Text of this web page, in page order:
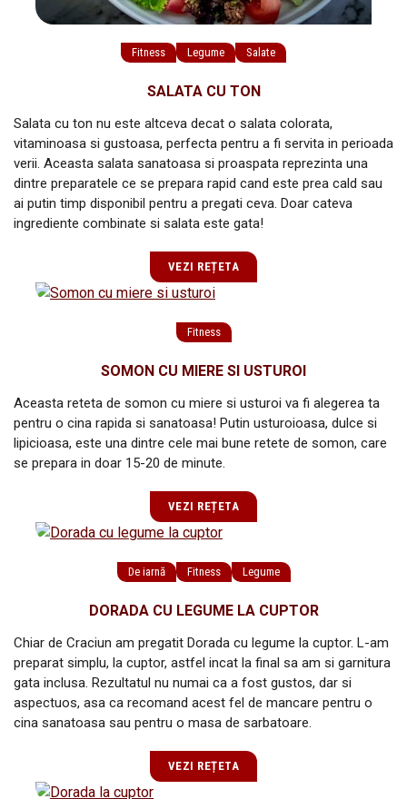
Fitness Legume Salate
SALATA CU TON
Salata cu ton nu este altceva decat o salata colorata,
vitaminoasa si gustoasa, perfecta pentru a fi servita in perioada
verii. Aceasta salata sanatoasa si proaspata reprezinta una
dintre preparatele ce se prepara rapid cand este prea cald sau
ai putin timp disponibil pentru a pregati ceva. Doar cateva
ingrediente combinate si salata este gata!
VEZI REȚETA
Fitness
SOMON CU MIERE SI USTUROI
Aceasta reteta de somon cu miere si usturoi va fi alegerea ta
pentru o cina rapida si sanatoasa! Putin usturoioasa, dulce si
lipicioasa, este una dintre cele mai bune retete de somon, care
se prepara in doar 15-20 de minute.
VEZI REȚETA
De iarnă Fitness Legume
DORADA CU LEGUME LA CUPTOR
Chiar de Craciun am pregatit Dorada cu legume la cuptor. L-am
preparat simplu, la cuptor, astfel incat la final sa am si garnitura
gata inclusa. Rezultatul nu numai ca a fost gustos, dar si
aspectuos, asa ca recomand acest fel de mancare pentru o
cina sanatoasa sau pentru o masa de sarbatoare.
VEZI REȚETA